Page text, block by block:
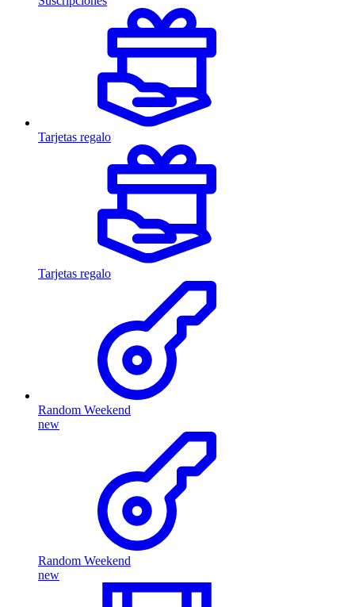
Tarjetas regalo
Tarjetas regalo
Random Weekend
new
Random Weekend
new